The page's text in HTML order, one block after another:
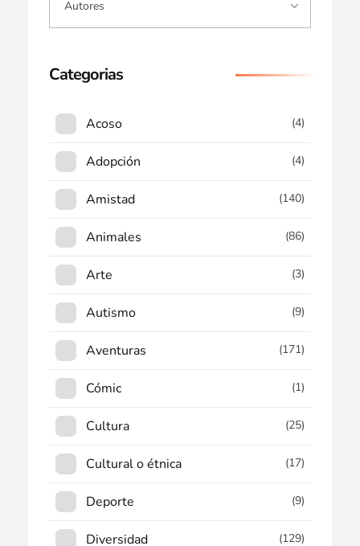
Categorias
Acoso (4)
Adopción (4)
Amistad (140)
Animales (86)
Arte (3)
Autismo (9)
Aventuras (171)
Cómic (1)
Cultura (25)
Cultural o étnica (17)
Deporte (9)
Diversidad (129)